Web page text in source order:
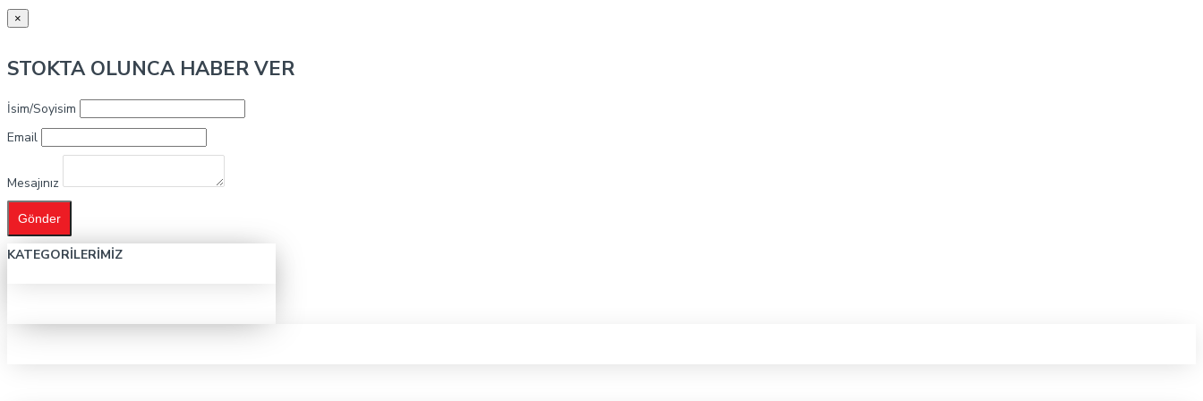
×
STOKTA OLUNCA HABER VER
İsim/Soyisim
Email
Mesajınız
Gönder
KATEGORILERIMIZ